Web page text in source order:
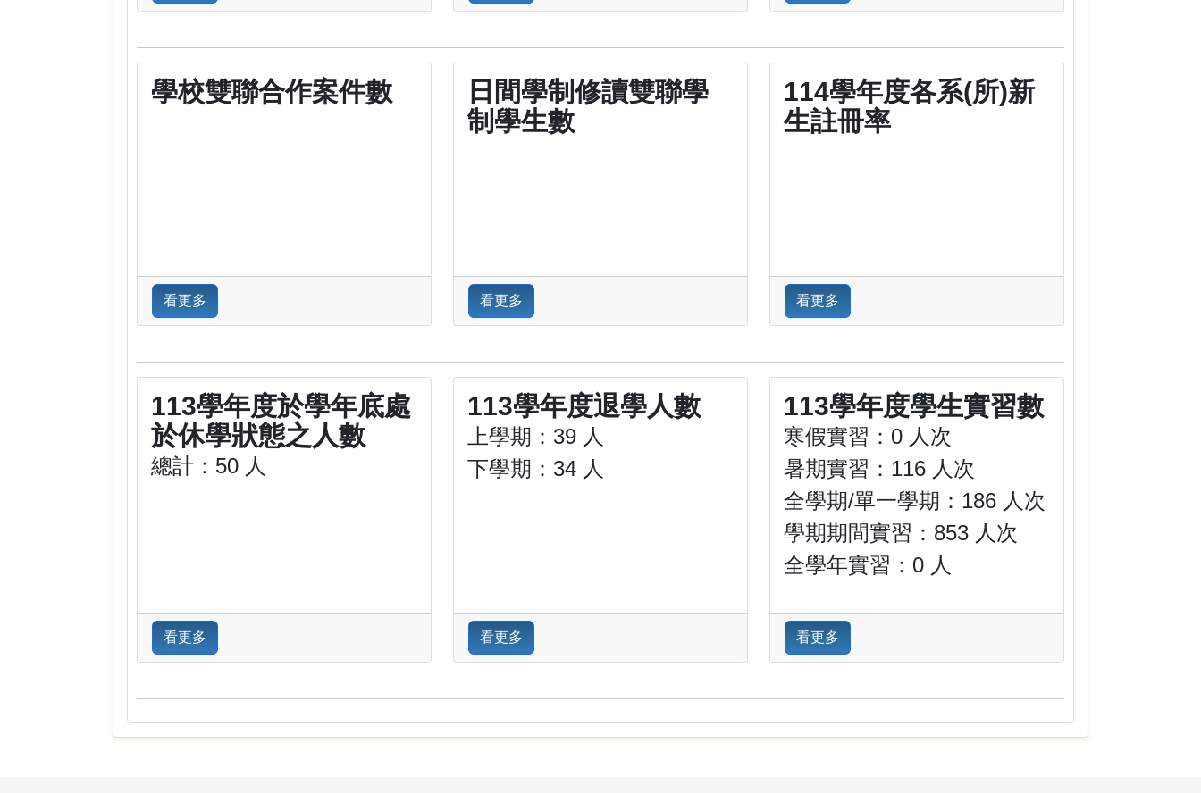
學校雙聯合作案件數
看更多
日間學制修讀雙聯學
制學生數
看更多
114學年度各系(所)新
生註冊率
看更多
113學年度於學年底處
於休學狀態之人數
總計：50 人
看更多
113學年度退學人數
上學期：39 人
下學期：34 人
看更多
113學年度學生實習數
寒假實習：0 人次
暑期實習：116 人次
全學期/單一學期：186 人次
學期期間實習：853 人次
全學年實習：0 人
看更多